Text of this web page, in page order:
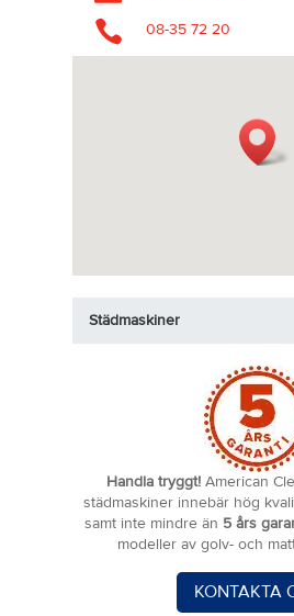
 08-35 72 20
Städmaskiner
Handla tryggt! American
städmaskiner innebär hög
samt inte mindre än 5 års
modeller av golv- och
KONTAKTA